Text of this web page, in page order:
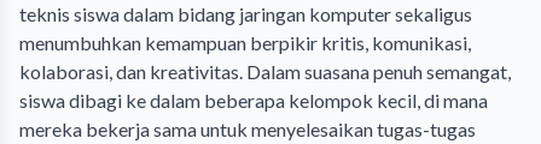
teknis siswa dalam bidang jaringan komputer sekaligus
menumbuhkan kemampuan berpikir kritis, komunikasi,
kolaborasi, dan kreativitas. Dalam suasana penuh semangat,
siswa dibagi ke dalam beberapa kelompok kecil, di mana
mereka bekerja sama untuk menyelesaikan tugas-tugas